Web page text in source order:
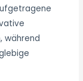
während